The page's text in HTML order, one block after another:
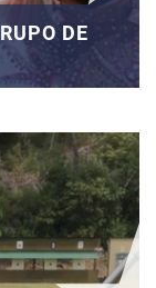
DE